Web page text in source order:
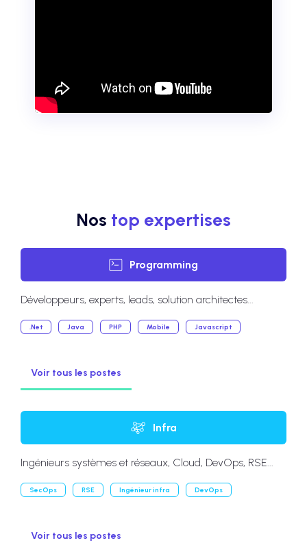
Nos top expertises
Programming
Développeurs, experts, leads, solution architectes...
.Net Java PHP Mobile Javascript
Voir tous les postes
Infra
Ingénieurs systèmes et réseaux, Cloud, DevOps, RSE...
SecOps RSE Ingénieur infra DevOps
Voir tous les postes